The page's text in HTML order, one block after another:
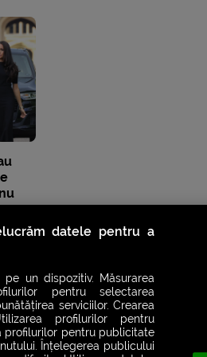
datele pentru a
un dispozitiv. Măsurarea
pentru selectarea
serviciilor. Crearea
profilurilor pentru
profilurilor pentru publicitate
Înțelegerea publicului